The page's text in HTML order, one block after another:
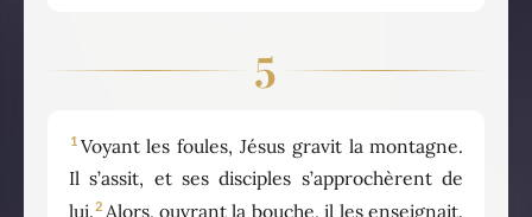
5
1 Voyant les foules, Jésus gravit la montagne.
Il s’assit, et ses disciples s’approchèrent de
lui.2 Alors, ouvrant la bouche, il les enseignait.